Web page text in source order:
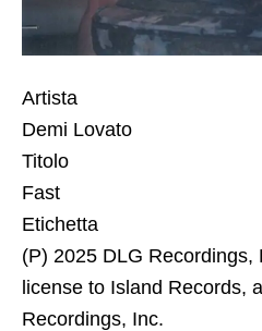
Artista
Demi Lovato
Titolo
Fast
Etichetta
(P) 2025 DLG Recordings,
license to Island Records,
Recordings, Inc.